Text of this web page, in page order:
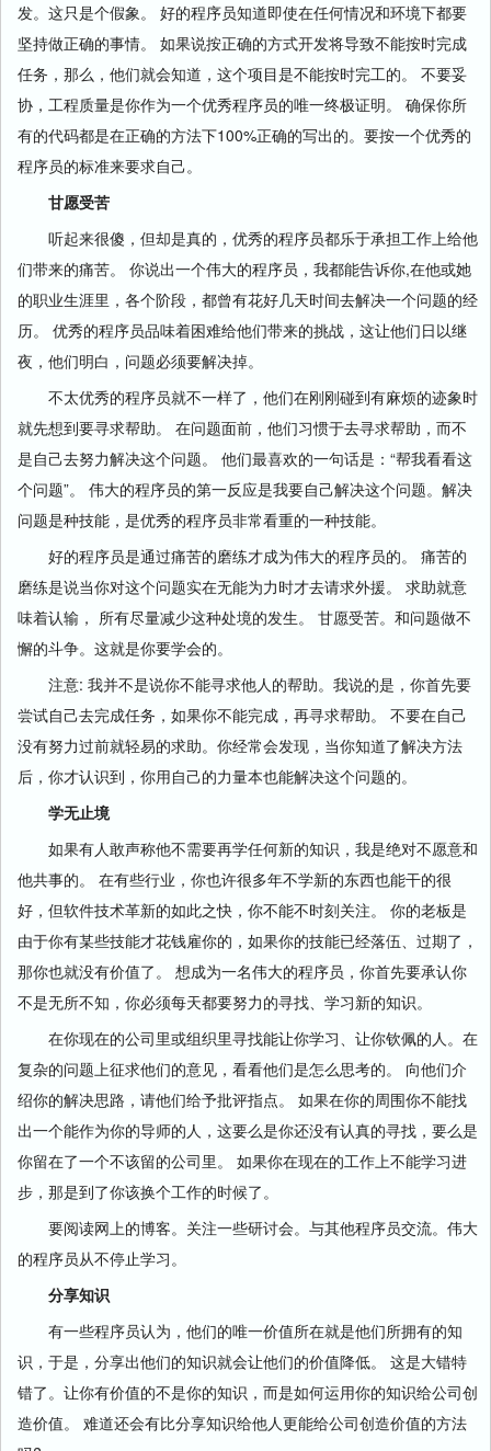
发。这只是个假象。 好的程序员知道即使在任何情况和环境下都要
坚持做正确的事情。 如果说按正确的方式开发将导致不能按时完成
任务，那么，他们就会知道，这个项目是不能按时完工的。 不要妥
协，工程质量是你作为一个优秀程序员的唯一终极证明。 确保你所
有的代码都是在正确的方法下100%正确的写出的。要按一个优秀的
程序员的标准来要求自己。
甘愿受苦
听起来很傻，但却是真的，优秀的程序员都乐于承担工作上给他
们带来的痛苦。 你说出一个伟大的程序员，我都能告诉你,在他或她
的职业生涯里，各个阶段，都曾有花好几天时间去解决一个问题的经
历。 优秀的程序员品味着困难给他们带来的挑战，这让他们日以继
夜，他们明白，问题必须要解决掉。
不太优秀的程序员就不一样了，他们在刚刚碰到有麻烦的迹象时
就先想到要寻求帮助。 在问题面前，他们习惯于去寻求帮助，而不
是自己去努力解决这个问题。 他们最喜欢的一句话是：“帮我看看这
个问题”。 伟大的程序员的第一反应是我要自己解决这个问题。解决
问题是种技能，是优秀的程序员非常看重的一种技能。
好的程序员是通过痛苦的磨练才成为伟大的程序员的。 痛苦的
磨练是说当你对这个问题实在无能为力时才去请求外援。 求助就意
味着认输， 所有尽量减少这种处境的发生。 甘愿受苦。和问题做不
懈的斗争。这就是你要学会的。
注意: 我并不是说你不能寻求他人的帮助。我说的是，你首先要
尝试自己去完成任务，如果你不能完成，再寻求帮助。 不要在自己
没有努力过前就轻易的求助。你经常会发现，当你知道了解决方法
后，你才认识到，你用自己的力量本也能解决这个问题的。
学无止境
如果有人敢声称他不需要再学任何新的知识，我是绝对不愿意和
他共事的。 在有些行业，你也许很多年不学新的东西也能干的很
好，但软件技术革新的如此之快，你不能不时刻关注。 你的老板是
由于你有某些技能才花钱雇你的，如果你的技能已经落伍、过期了，
那你也就没有价值了。 想成为一名伟大的程序员，你首先要承认你
不是无所不知，你必须每天都要努力的寻找、学习新的知识。
在你现在的公司里或组织里寻找能让你学习、让你钦佩的人。在
复杂的问题上征求他们的意见，看看他们是怎么思考的。 向他们介
绍你的解决思路，请他们给予批评指点。 如果在你的周围你不能找
出一个能作为你的导师的人，这要么是你还没有认真的寻找，要么是
你留在了一个不该留的公司里。 如果你在现在的工作上不能学习进
步，那是到了你该换个工作的时候了。
要阅读网上的博客。关注一些研讨会。与其他程序员交流。伟大
的程序员从不停止学习。
分享知识
有一些程序员认为，他们的唯一价值所在就是他们所拥有的知
识，于是，分享出他们的知识就会让他们的价值降低。 这是大错特
错了。让你有价值的不是你的知识，而是如何运用你的知识给公司创
造价值。 难道还会有比分享知识给他人更能给公司创造价值的方法